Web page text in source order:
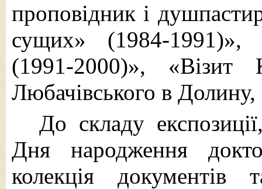
проповідник і
сущих» (1984-1991)»,
(1991-2000)», «Візит
Любачівського в
До складу
Дня народження
колекція документів